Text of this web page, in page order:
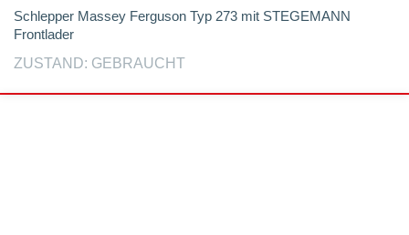
Schlepper Massey Ferguson Typ 273 mit STEGEMANN
Frontlader
ZUSTAND: GEBRAUCHT